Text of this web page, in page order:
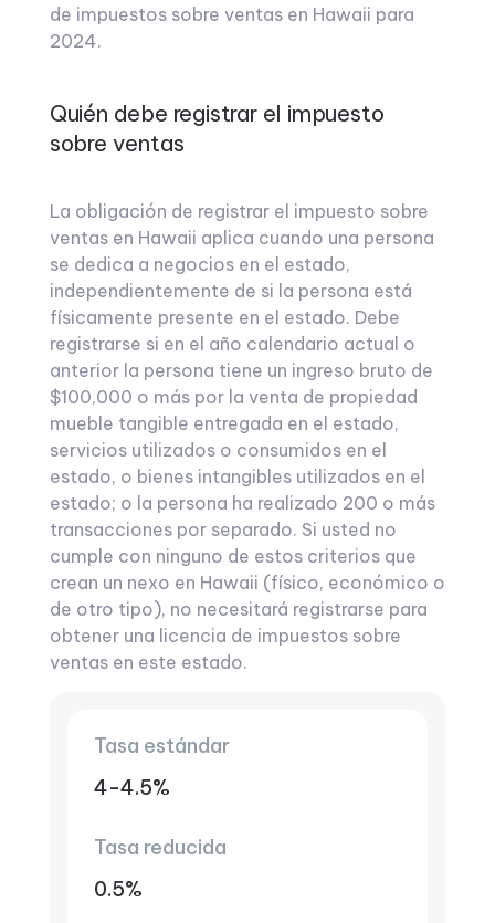
de impuestos sobre ventas en Hawaii para
2024.
Quién debe registrar el impuesto
sobre ventas
La obligación de registrar el impuesto sobre
ventas en Hawaii aplica cuando una persona
se dedica a negocios en el estado,
independientemente de si la persona está
físicamente presente en el estado. Debe
registrarse si en el año calendario actual o
anterior la persona tiene un ingreso bruto de
$100,000 o más por la venta de propiedad
mueble tangible entregada en el estado,
servicios utilizados o consumidos en el
estado, o bienes intangibles utilizados en el
estado; o la persona ha realizado 200 o más
transacciones por separado. Si usted no
cumple con ninguno de estos criterios que
crean un nexo en Hawaii (físico, económico o
de otro tipo), no necesitará registrarse para
obtener una licencia de impuestos sobre
ventas en este estado.
Tasa estándar
4-4.5%
Tasa reducida
0.5%